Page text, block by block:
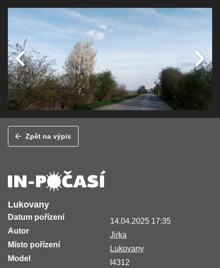
Zpět na výpis
Lukovany
Datum pořízení
14.04.2025 17:35
Autor
Jirka
Místo pořízení
Lukovany
Model
I4312